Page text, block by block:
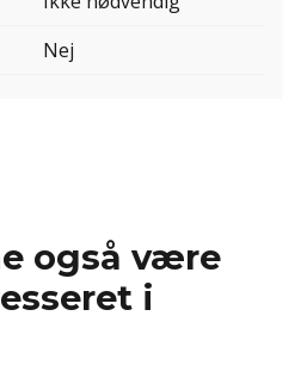
Nej
også være
i